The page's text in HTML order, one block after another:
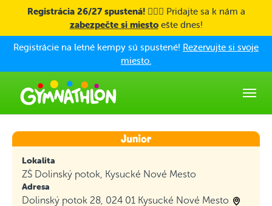
Skip to main content
Registrácia 26/27 spustená! 🤸🏼‍♀️ Pridajte sa k nám a
zabezpečte si miestoešte dnes!
Registrácie na letné kempy sú spustené! Rezervujte si svoje
miesto.
Lokalita
ZŠ Dolinský potok, Kysucké Nové Mesto
Adresa
Dolinský potok 28, 024 01 Kysucké Nové Mesto